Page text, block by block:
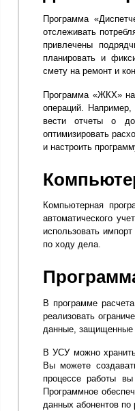
Программа
отслеживать
привлечены
планировать и
смету на ремонт и
Программа «ЖКХ»
операций.
вести отчеты о
оптимизировать
и настроить
Компьютерная
автоматического
использовать
по ходу дела.
В программе
реализовать
данные, защищенные
В УСУ можно
Вы можете
процессе работы
Программное
данных абонентов